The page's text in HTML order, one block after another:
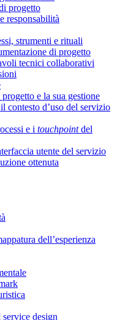
progetto
responsabilità
strumenti e rituali
di progetto
tecnici collaborativi
e la sua gestione
contesto d’uso del servizio
e i touchpointdel
utente del servizio
ottenuta
dell’esperienza
design